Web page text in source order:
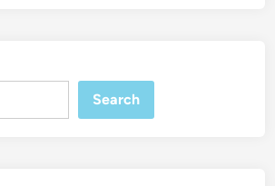
Search